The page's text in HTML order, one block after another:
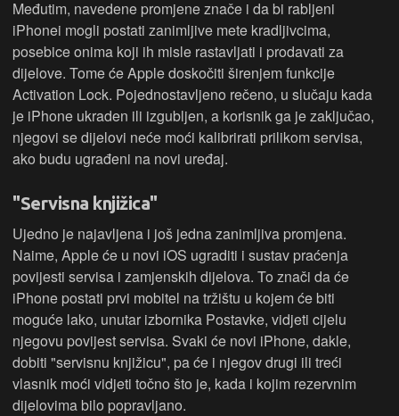
Međutim, navedene promjene znače i da bi rabljeni
iPhonei mogli postati zanimljive mete kradljivcima,
posebice onima koji ih misle rastavljati i prodavati za
dijelove. Tome će Apple doskočiti širenjem funkcije
Activation Lock. Pojednostavljeno rečeno, u slučaju kada
je iPhone ukraden ili izgubljen, a korisnik ga je zaključao,
njegovi se dijelovi neće moći kalibrirati prilikom servisa,
ako budu ugrađeni na novi uređaj.
"Servisna knjižica"
Ujedno je najavljena i još jedna zanimljiva promjena.
Naime, Apple će u novi iOS ugraditi i sustav praćenja
povijesti servisa i zamjenskih dijelova. To znači da će
iPhone postati prvi mobitel na tržištu u kojem će biti
moguće lako, unutar izbornika Postavke, vidjeti cijelu
njegovu povijest servisa. Svaki će novi iPhone, dakle,
dobiti "servisnu knjižicu", pa će i njegov drugi ili treći
vlasnik moći vidjeti točno što je, kada i kojim rezervnim
dijelovima bilo popravljano.